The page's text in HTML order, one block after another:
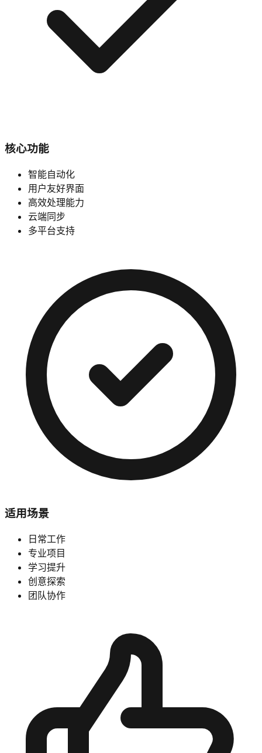
核心功能
智能自动化
用户友好界面
高效处理能力
云端同步
多平台支持
适用场景
日常工作
专业项目
学习提升
创意探索
团队协作